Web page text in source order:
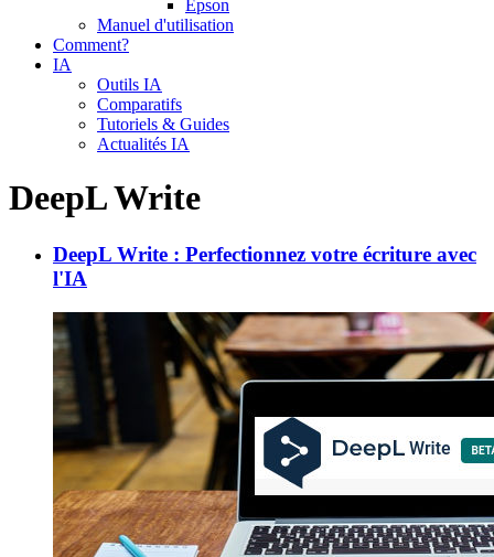
Epson
Manuel d'utilisation
Comment?
IA
Outils IA
Comparatifs
Tutoriels & Guides
Actualités IA
DeepL Write
DeepL Write : Perfectionnez votre écriture avec
l'IA